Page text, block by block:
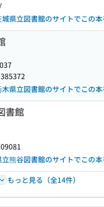
城県立図書館のサイトでこの
木県立図書館のサイトでこの
書館
熊谷図書館のサイトでこの
もっと見る（全14件）